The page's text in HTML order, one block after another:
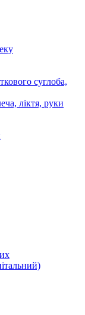
суглоба,
ліктя, руки